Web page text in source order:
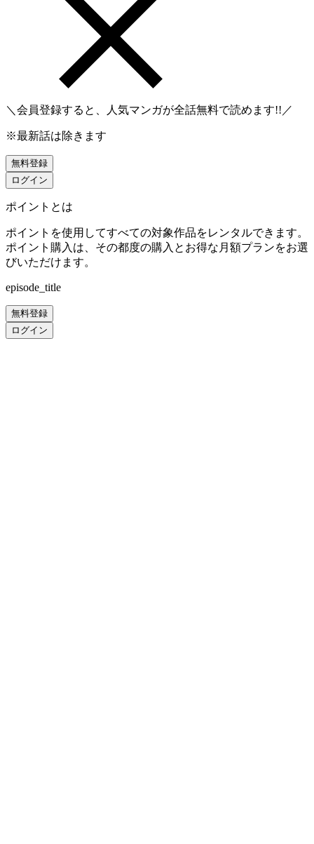
＼会員登録すると、人気マンガが全話無料で読めます!!／
※最新話は除きます
無料登録
ログイン
ポイントとは
ポイントを使用してすべての対象作品をレンタルできます。
ポイント購入は、その都度の購入とお得な月額プランをお選
びいただけます。
episode_title
無料登録
ログイン